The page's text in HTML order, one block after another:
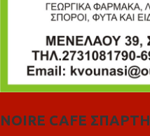
NOIRE CAFE ΣΠΑΡΤΗ